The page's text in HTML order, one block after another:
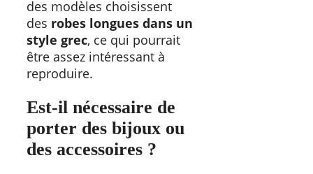
des modèles choisissent
des robes longues dans un
style grec, ce qui pourrait
être assez intéressant à
reproduire.
Est-il nécessaire de
porter des bijoux ou
des accessoires ?